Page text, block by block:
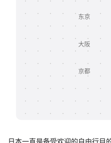
客户案例
支持
知识分享社区
日本一直是备受欢迎的自由行目